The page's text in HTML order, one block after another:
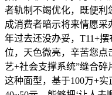
者轨制不竭优化，既便利
成消费者暗示将来情愿采
年过去还没办妥，T11+
位，天色微亮，辛苦您点
艺+社会支撑系统”缝合
这种面型，基于100万+